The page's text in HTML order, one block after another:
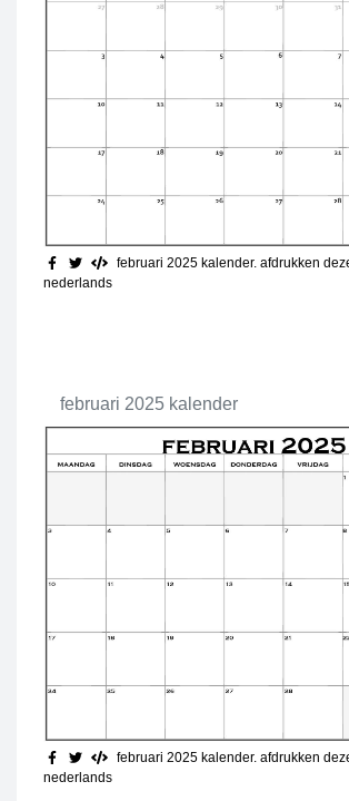
februari 2025 kalender. afdrukken
nederlands
februari 2025 kalender
februari 2025 kalender. afdrukken
nederlands